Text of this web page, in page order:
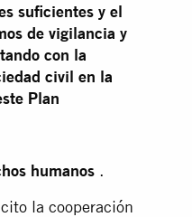
suficientes y el
de vigilancia y
con la
civil en la
Plan
humanos .
la cooperación